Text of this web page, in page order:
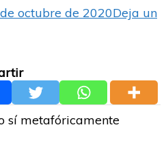
octubre de 2020Deja un
sí metafóricamente